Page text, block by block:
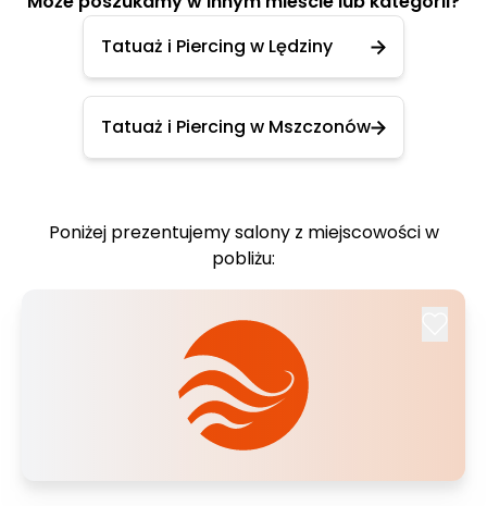
Tatuaż i Piercing w Lędziny
Tatuaż i Piercing w Mszczonów
Poniżej prezentujemy salony z miejscowości w
pobliżu: